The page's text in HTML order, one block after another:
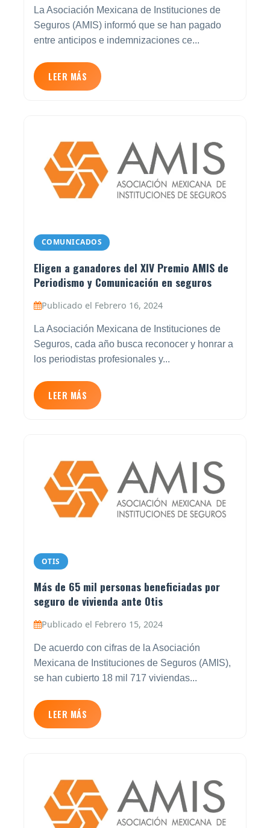
La Asociación Mexicana de Instituciones de
Seguros (AMIS) informó que se han pagado
entre anticipos e indemnizaciones ce...
LEER MÁS
COMUNICADOS
Eligen a ganadores del XIV Premio AMIS de
Periodismo y Comunicación en seguros
Publicado el Febrero 16, 2024
La Asociación Mexicana de Instituciones de
Seguros, cada año busca reconocer y honrar a
los periodistas profesionales y...
LEER MÁS
OTIS
Más de 65 mil personas beneficiadas por
seguro de vivienda ante Otis
Publicado el Febrero 15, 2024
De acuerdo con cifras de la Asociación
Mexicana de Instituciones de Seguros (AMIS),
se han cubierto 18 mil 717 viviendas...
LEER MÁS